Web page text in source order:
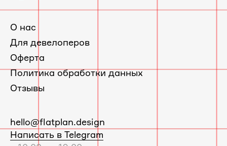
О нас
Для девелоперов
Оферта
Политика обработки данных
Отзывы
E-
mail:
hello@flatplan.design
Написать в Telegram